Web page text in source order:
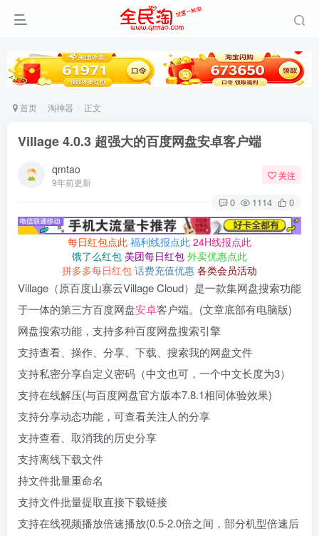
首页 淘神器 正文
Village 4.0.3 超强大的百度网盘安卓客户端
qmtao
9年前更新
关注
0 1114 0
每日红包点此 福利线报点此 24H线报点此
饿了么红包 美团每日红包 外卖优惠点此
拼多多每日红包 话费充值优惠 各类会员活动
Village（原百度山寨云Village Cloud）是一款集网盘搜索功能
于一体的第三方百度网盘安卓客户端。(文章底部有电脑版)
网盘搜索功能，支持多种百度网盘搜索引擎
支持查看、操作、分享、下载、搜索我的网盘文件
支持私密分享自定义密码（中文也可，一个中文长度为3）
支持在线解压(与百度网盘官方版本7.8.1相同体验效果)
支持分享动态功能，可查看关注人的分享
支持查看、取消我的历史分享
支持离线下载文件
持文件批量重命名
支持文件批量提取直接下载链接
支持在线视频播放倍速播放(0.5-2.0倍之间，部分机型倍速后